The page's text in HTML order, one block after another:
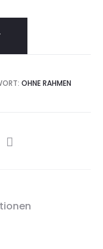
OHNE RAHMEN